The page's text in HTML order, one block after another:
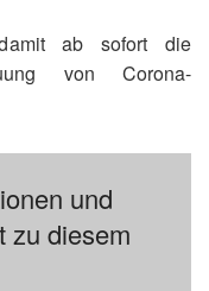
ab sofort die
von Corona-
und
zu diesem